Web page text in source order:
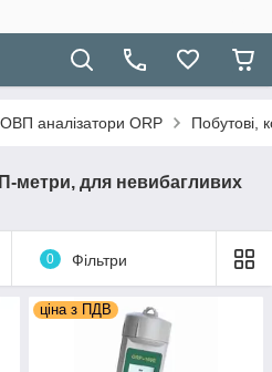
ОВП аналізатори ORP Побутові,
метри, для невибагливих
0 Фільтри
ціна з ПДВ